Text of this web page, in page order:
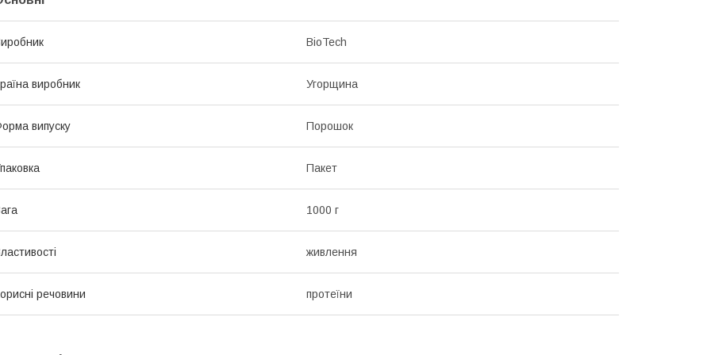
BioTech
виробник Угорщина
випуску Порошок
Пакет
1000 г
живлення
речовини протеїни